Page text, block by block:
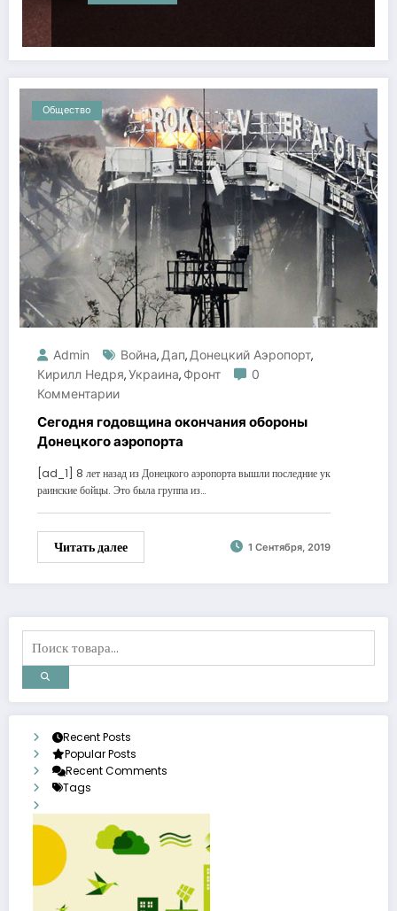
Общество
Admin Война, Дап, Донецкий Аэропорт,
Кирилл Недря,Украина, Фронт
0
Комментарии
Сегодня годовщина окончания обороны
Донецкого аэропорта
[ad_1] 8 лет назад из Донецкого аэропорта вышли последние ук
раинские бойцы. Это была группа из…
Читать далее 1 Сентября, 2019
Recent Posts
Popular Posts
Recent Comments
Tags